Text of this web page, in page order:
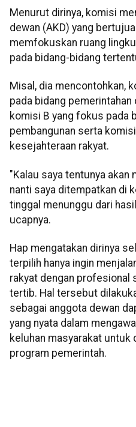
Menurut dirinya, komisi
dewan (AKD) yang
memfokuskan ruang
pada bidang-bidang
Misal, dia mencontohkan,
pada bidang pemerintahan
komisi B yang fokus pada
pembangunan serta
kesejahteraan rakyat.
"Kalau saya tentunya
nanti saya ditempatkan di
tinggal menunggu dari
ucapnya.
Hap mengatakan dirinya
terpilih hanya ingin
rakyat dengan profesional
tertib. Hal tersebut
sebagai anggota dewan
yang nyata dalam
keluhan masyarakat untuk
program pemerintah.